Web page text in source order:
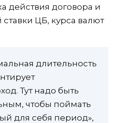
действия договора и
ставки ЦБ, курса валют
длительность
Тут надо быть
чтобы поймать
для себя период»,